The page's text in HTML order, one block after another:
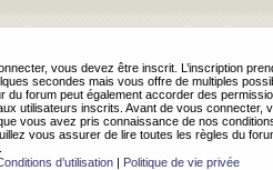
vous devez être inscrit. L’inscription
secondes mais vous offre de multiples
du forum peut également accorder des
utilisateurs inscrits. Avant de vous connecter,
vous avez pris connaissance de nos
vous assurer de lire toutes les règles du
d’utilisation| Politique de vie privée